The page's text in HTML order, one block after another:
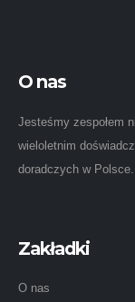
O nas
Jesteśmy zespołem
wieloletnim
doradczych w Polsce.
Zakładki
O nas